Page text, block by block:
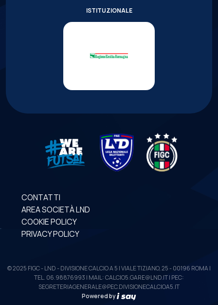
ISTITUZIONALE
CONTATTI
AREA SOCIETÀ LND
COOKIE POLICY
PRIVACY POLICY
© 2025 FIGC - LND - DIVISIONE CALCIO A 5 | VIALE TIZIANO, 25 - 00196 ROMA |
TEL. 06.98876993 | MAIL: CALCIO5.GARE@LND.IT | PEC:
SEGRETERIAGENERALE@PEC.DIVISIONECALCIOA5.IT
Powered by